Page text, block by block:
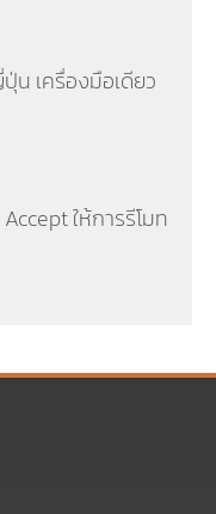
น เครื่องมือเดียว
ให้การรีโมท